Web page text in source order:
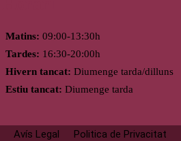
Matins: 09:00-13:30h
Tardes: 16:30-20:00h
Hivern tancat: Diumenge tarda/dilluns
Estiu tancat: Diumenge tarda
Avís Legal Politica de Privacitat